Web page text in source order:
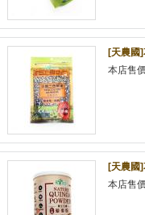
[天農國
本店售
[天農國
本店售